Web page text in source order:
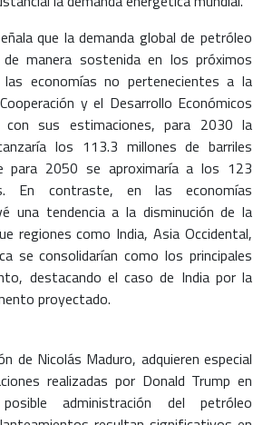
que la demanda global de petróleo
de manera sostenida en los próximos
economías no pertenecientes a la
y el Desarrollo Económicos
con sus estimaciones, para 2030 la
los 113.3 millones de barriles
para 2050 se aproximaría a los 123
En contraste, en las economías
una tendencia a la disminución de la
regiones como India, Asia Occidental,
se consolidarían como los principales
destacando el caso de India por la
proyectado.
de Nicolás Maduro, adquieren especial
realizadas por Donald Trump en
administración del petróleo